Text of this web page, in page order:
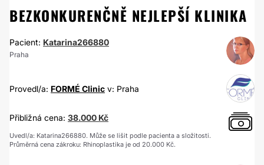
BEZKONKURENČNĚ NEJLEPŠÍ KLINIKA
Pacient: Katarina266880
Praha
Provedl/a: FORMÉ Clinic v: Praha
Přibližná cena: 38.000 Kč
Uvedl/a: Katarina266880. Může se lišit podle pacienta a složitosti.
Průměrná cena zákroku: Rhinoplastika je od 20.000 Kč.